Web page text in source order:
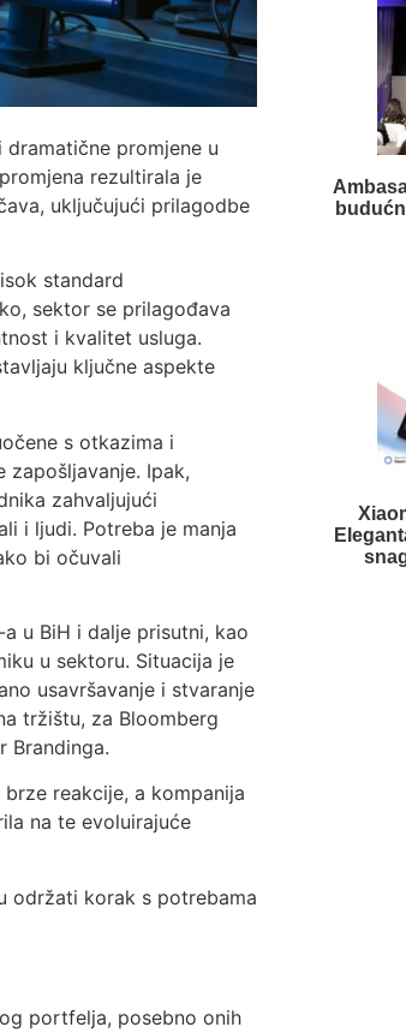
promjene u
rezultirala je
uključujući prilagodbe
standard
sektor se prilagođava
i kvalitet usluga.
ključne aspekte
s otkazima i
zapošljavanje. Ipak,
zahvaljujući
i ljudi. Potreba je manja
bi očuvali
u BiH i dalje prisutni, kao
u sektoru. Situacija je
usavršavanje i stvaranje
tržištu, za Bloomberg
Brandinga.
reakcije, a kompanija
na te evoluirajuće
održati korak s potrebama
portfelja, posebno onih